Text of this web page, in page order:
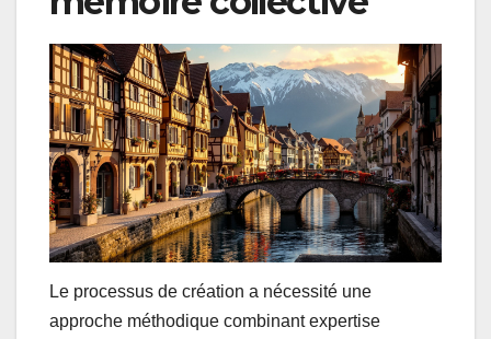
Le processus de création a nécessité une
approche méthodique combinant expertise